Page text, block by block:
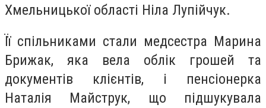
Хмельницької області Ніла Лупійчук.
Її спільниками стали медсестра Марина
Брижак, яка вела облік грошей та
документів клієнтів, і пенсіонерка
Наталія Майструк, що підшукувала